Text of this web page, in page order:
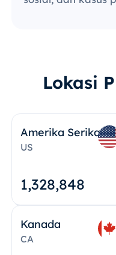
Lokasi
Amerika Serikat
US
1,328,848
Kanada
CA